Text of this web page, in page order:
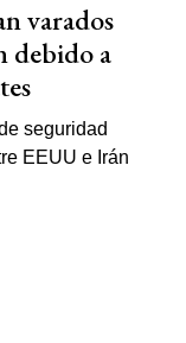
varados
debido a